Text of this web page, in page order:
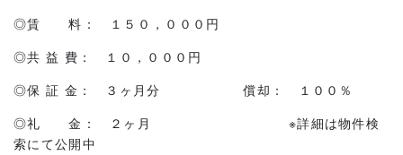
◎賃 料： １５０，０００円
◎共 益 費： １０，０００円
◎保 証 金： ３ヶ月分 償却： １００％
◎礼 金： ２ヶ月 ※詳細は物件検
索にて公開中